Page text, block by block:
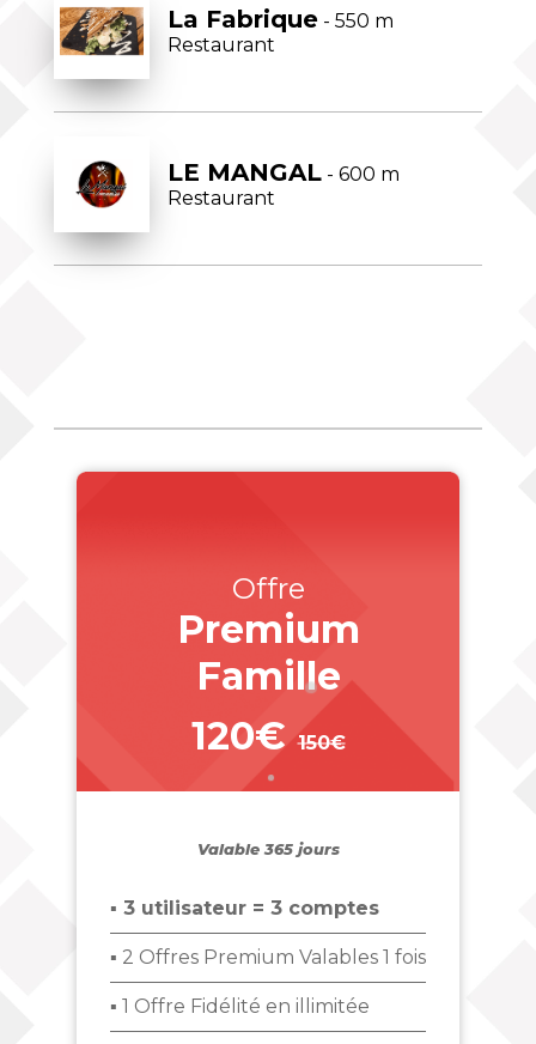
La Fabrique- 550 m
Restaurant
LE MANGAL- 600 m
Restaurant
Offre
Premium
Famille
120€ 150€
_
Valable 365 jours
▪ 3 utilisateur = 3 comptes
▪ 2 Offres Premium Valables 1 fois
▪ 1 Offre Fidélité en illimitée